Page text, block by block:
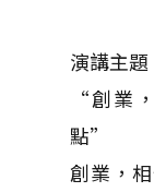
演講主題
“創業
點”
創業，